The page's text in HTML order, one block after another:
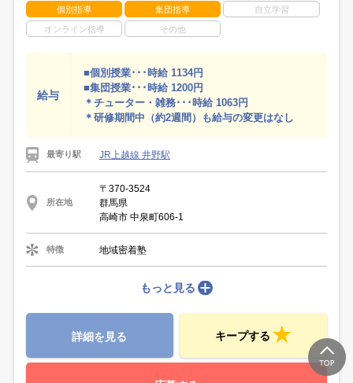
個別指導 集団指導 自立学習
オンライン指導 その他
給与
■個別授業･･･時給 1134円
■集団授業･･･時給 1200円
＊チューター・雑務･･･時給 1063円
＊研修期間中（約2週間）も給与の変更はなし
最寄り駅 JR上越線 井野駅
所在地
〒370-3524
群馬県
高崎市 中泉町606-1
特徴 地域密着塾
もっと見る
詳細を見る キープする